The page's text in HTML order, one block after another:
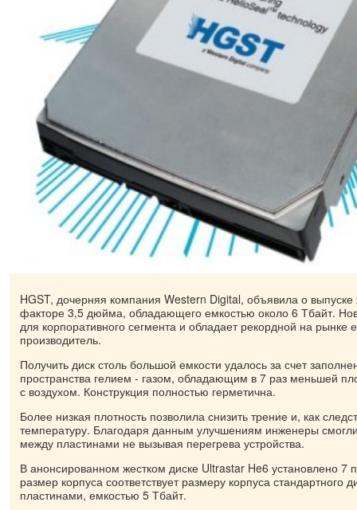
HGST, дочерняя компания Western Digital, объявила о
факторе 3,5 дюйма, обладающего емкостью около 6 Тбайт.
для корпоративного сегмента и обладает рекордной на рынке
производитель.
Получить диск столь большой емкости удалось за счет
пространства гелием - газом, обладающим в 7 раз меньшей
с воздухом. Конструкция полностью герметична.
Более низкая плотность позволила снизить трение и, как
температуру. Благодаря данным улучшениям инженеры смогли
между пластинами не вызывая перегрева устройства.
В анонсированном жестком диске Ultrastar He6 установлено 7
размер корпуса соответствует размеру корпуса стандартного
пластинами, емкостью 5 Тбайт.